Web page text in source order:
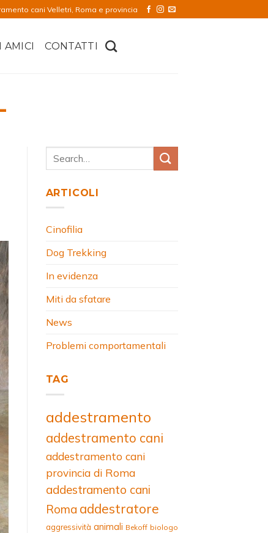
cani Velletri, Roma e provincia
AMICI CONTATTI
ARTICOLI
Cinofilia
Dog Trekking
In evidenza
Miti da sfatare
News
Problemi comportamentali
TAG
addestramento
addestramento cani
addestramento cani
provincia di Roma
addestramento cani
Roma addestratore
aggressività animali Bekoff biologo